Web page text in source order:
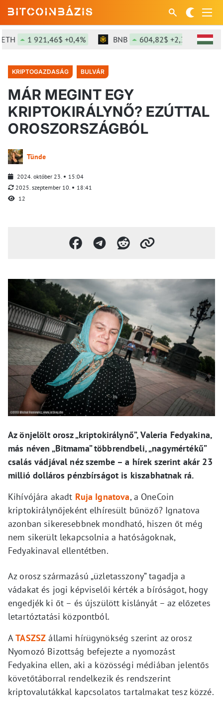
1 921,46$ +0,4% BNB 604,82$ +2,36%
KRIPTOGAZDASÁG BULVÁR
MÁR MEGINT EGY
KRIPTOKIRÁLYNŐ? EZÚTTAL
OROSZORSZÁGBÓL
Tünde
2024. október 23.
15:04
2025. szeptember 10.
18:41
12
Az önjelölt orosz „kriptokirálynő”, Valeria Fedyakina,
más néven „Bitmama” többrendbeli, „nagymértékű”
csalás vádjával néz szembe – a hírek szerint akár 23
millió dolláros pénzbírságot is kiszabhatnak rá.
Kihívójára akadt Ruja Ignatova, a OneCoin
kriptokirálynőjeként elhíresült bűnöző? Ignatova
azonban sikeresebbnek mondható, hiszen őt még
nem sikerült lekapcsolnia a hatóságoknak,
Fedyakinaval ellentétben.
Az orosz származású „üzletasszony” tagadja a
vádakat és jogi képviselői kérték a bíróságot, hogy
engedjék ki őt – és újszülött kislányát – az előzetes
letartóztatási központból.
ATASZSZ állami hírügynökség szerint az orosz
Nyomozó Bizottság befejezte a nyomozást
Fedyakina ellen, aki a közösségi médiában jelentős
követőtáborral rendelkezik és rendszerint
kriptovalutákkal kapcsolatos tartalmakat tesz közzé.